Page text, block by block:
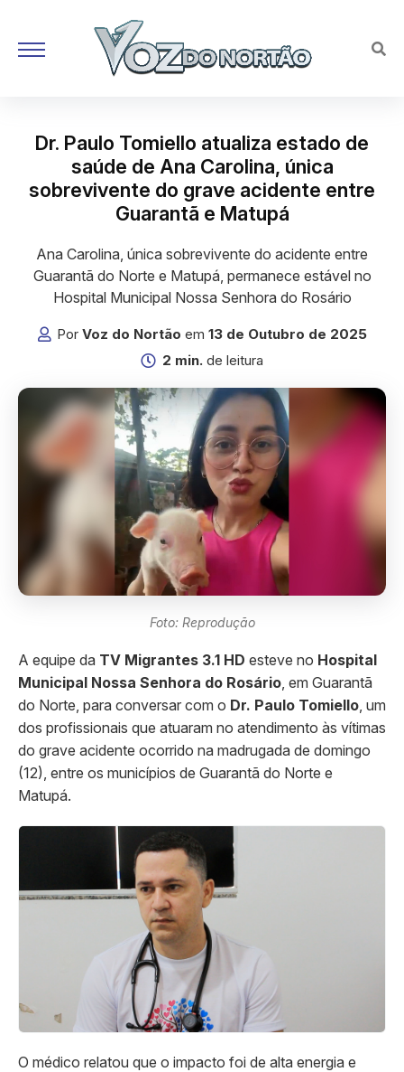
Dr. Paulo Tomiello atualiza estado de
saúde de Ana Carolina, única
sobrevivente do grave acidente entre
Guarantã e Matupá
Ana Carolina, única sobrevivente do acidente entre
Guarantã do Norte e Matupá, permanece estável no
Hospital Municipal Nossa Senhora do Rosário
Por Voz do Nortão em 13 de Outubro de 2025
2 min. de leitura
Foto: Reprodução
A equipe da TV Migrantes 3.1 HD esteve no Hospital
Municipal Nossa Senhora do Rosário , em Guarantã
do Norte, para conversar com o Dr. Paulo Tomiello , um
dos profissionais que atuaram no atendimento às vítimas
do grave acidente ocorrido na madrugada de domingo
(12), entre os municípios de Guarantã do Norte e
Matupá.
O médico relatou que o impacto foi de alta energia e